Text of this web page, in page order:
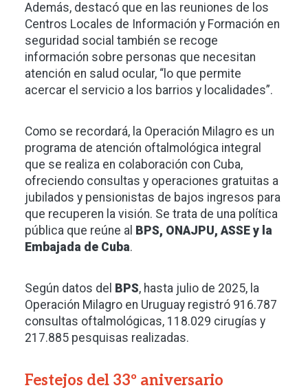
Además, destacó que en las reuniones de los
Centros Locales de Información y Formación en
seguridad social también se recoge
información sobre personas que necesitan
atención en salud ocular, “lo que permite
acercar el servicio a los barrios y localidades”.
Como se recordará, la Operación Milagro es un
programa de atención oftalmológica integral
que se realiza en colaboración con Cuba,
ofreciendo consultas y operaciones gratuitas a
jubilados y pensionistas de bajos ingresos para
que recuperen la visión. Se trata de una política
pública que reúne al BPS, ONAJPU, ASSE y la
Embajada de Cuba.
Según datos del BPS, hasta julio de 2025, la
Operación Milagro en Uruguay registró 916.787
consultas oftalmológicas, 118.029 cirugías y
217.885 pesquisas realizadas.
Festejos del 33º aniversario